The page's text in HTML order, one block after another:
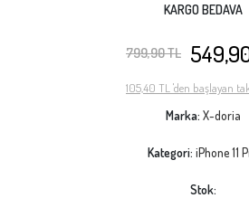
KARGO BEDAVA
799,90 TL
105,40 TL 'den başlayan
Marka: X-doria
Kategori: iPhone 11
Stok: